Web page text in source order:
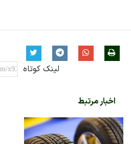
لینک کوتاه
اخبار مرتبط